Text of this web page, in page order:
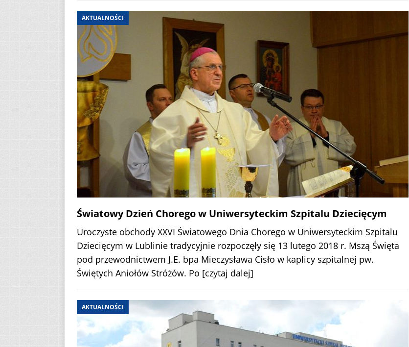
AKTUALNOŚCI
Światowy Dzień Chorego w Uniwersyteckim Szpitalu Dziecięcym
Uroczyste obchody XXVI Światowego Dnia Chorego w Uniwersyteckim Szpitalu
Dziecięcym w Lublinie tradycyjnie rozpoczęły się 13 lutego 2018 r. Mszą Święta
pod przewodnictwem J.E. bpa Mieczysława Cisło w kaplicy szpitalnej pw.
Świętych Aniołów Stróżów. Po [czytaj dalej]
AKTUALNOŚCI